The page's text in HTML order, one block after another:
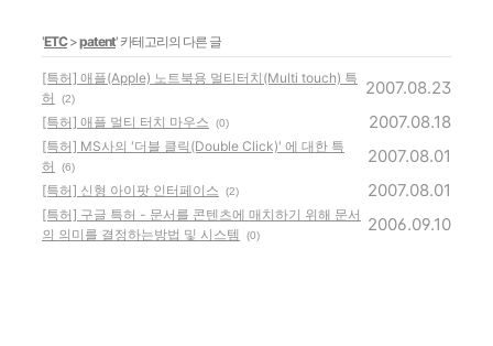
'ETC>patent' 카테고리의 다른 글
[특허] 애플(Apple) 노트북용 멀티터치(Multi touch) 특
허
(2)
2007.08.23
[특허] 애플 멀티 터치 마우스 (0) 2007.08.18
[특허] MS사의 '더블 클릭(Double Click)' 에 대한 특
허
(6)
2007.08.01
[특허] 신형 아이팟 인터페이스 (2) 2007.08.01
[특허] 구글 특허 - 문서를 콘텐츠에 매치하기 위해 문서
의 의미를 결정하는방법 및 시스템
(0)
2006.09.10